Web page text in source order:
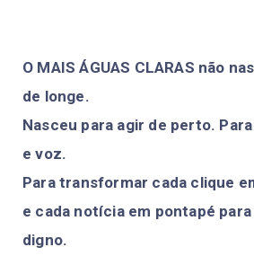
O MAIS ÁGUAS CLARAS não
de longe.
Nasceu para agir de perto.
e voz.
Para transformar cada clique
e cada notícia em pontapé
digno.